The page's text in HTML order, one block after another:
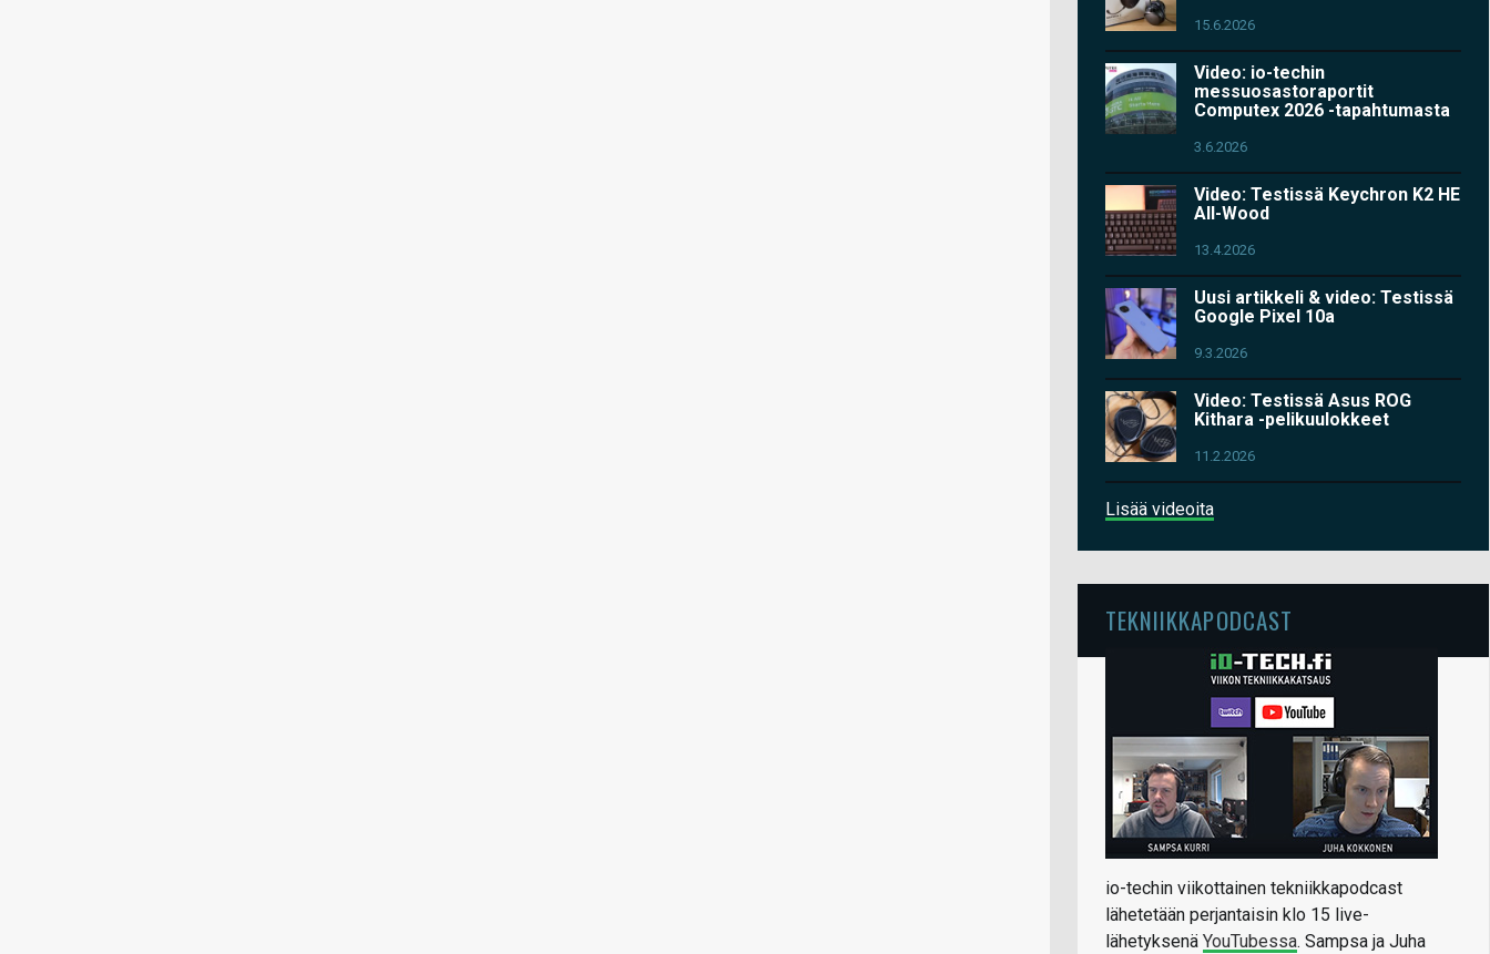
15.6.2026
Video: io-techin
messuosastoraportit
Computex 2026 -tapahtumasta
3.6.2026
Video: Testissä Keychron K2 HE
All-Wood
13.4.2026
Uusi artikkeli & video: Testissä
Google Pixel 10a
9.3.2026
Video: Testissä Asus ROG
Kithara -pelikuulokkeet
11.2.2026
Lisää videoita
TEKNIIKKAPODCAST
io-techin viikottainen tekniikkapodcast
lähetetään perjantaisin klo 15 live-
lähetyksenä YouTubessa. Sampsa ja Juha